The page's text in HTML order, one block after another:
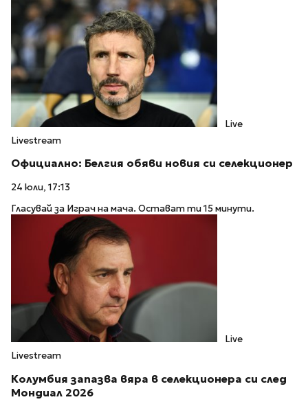
Live
Livestream
Официално: Белгия обяви новия си селекционер
24 юли, 17:13
Гласувай за Играч на мача. Остават ти 15 минути.
Live
Livestream
Колумбия запазва вяра в селекционера си след
Мондиал 2026